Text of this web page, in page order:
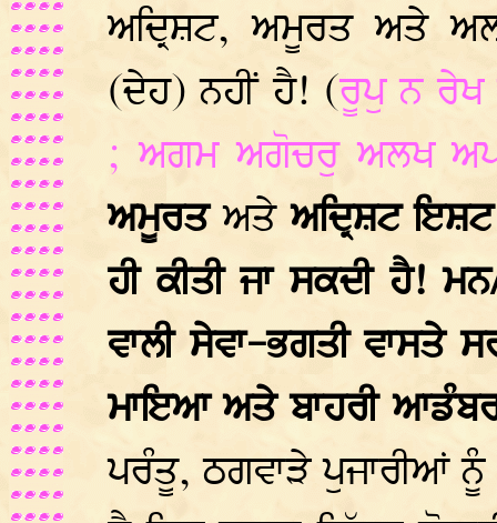
ਅਦ੍ਰਿਸ਼ਟ, ਅਮੂਰਤ ਅਤੇ
(ਦੇਹ) ਨਹੀਂ ਹੈ! (ਰੂਪੁ ਨ ਰੇਖ
; ਅਗਮ ਅਗੋਚਰੁ ਅਲਖ
ਅਮੂਰਤਅਤੇਅਦ੍ਰਿਸ਼ਟ
ਹੀ ਕੀਤੀ ਜਾ ਸਕਦੀ ਹੈ!
ਵਾਲੀ ਸੇਵਾ-ਭਗਤੀ ਵਾਸਤੇ
ਮਾਇਆ ਅਤੇ ਬਾਹਰੀ
ਪਰੰਤੂ, ਠਗਵਾੜੇ ਪੁਜਾਰੀਆਂ